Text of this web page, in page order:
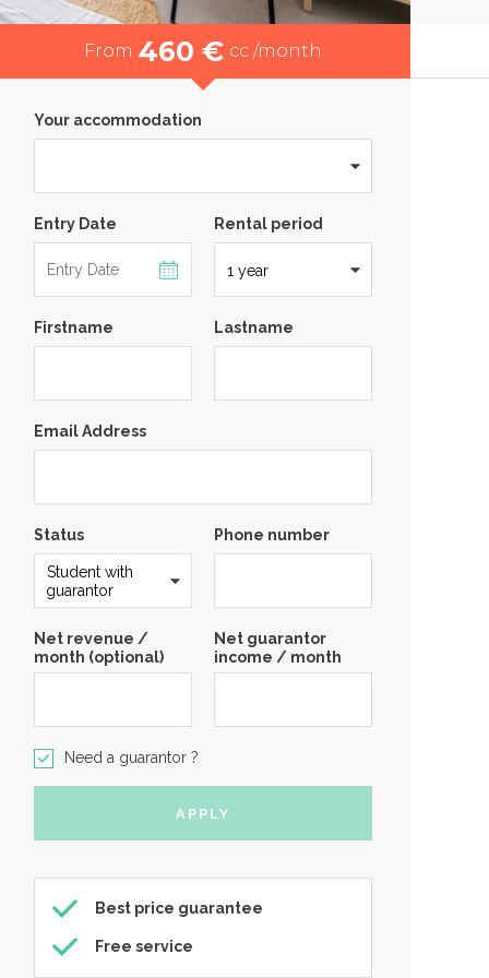
From 460 € cc /month
Your accommodation
Entry Date Rental period
Firstname Lastname
Email Address
Status Phone number
Net revenue /
month (optional)
Net guarantor
income / month
Need a guarantor ?
Best price guarantee
Free service